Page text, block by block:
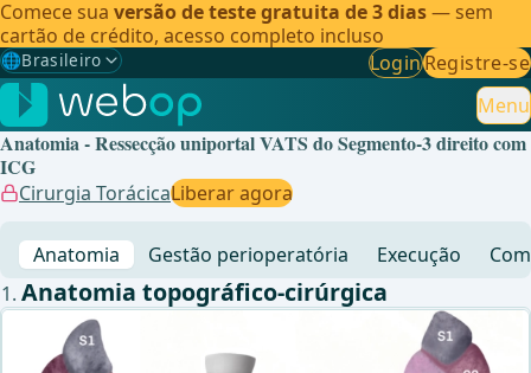
Comece sua versão de teste gratuita de 3 dias— sem
cartão de crédito, acesso completo incluso
🌐Brasileiro
Gewählte Sprache: Brasileiro
🇩🇪 Alemão
🇬🇧Inglês
🇪🇸Espanhol
🇧🇷Brasileiro ✓
LoginRegistre-se
Menu
Anatomia - Ressecção uniportal VATS do Segmento-3 direito com
ICG
Cirurgia TorácicaLiberar agora
Anatomia Gestão perioperatória Execução
Anatomia topográfico-cirúrgica